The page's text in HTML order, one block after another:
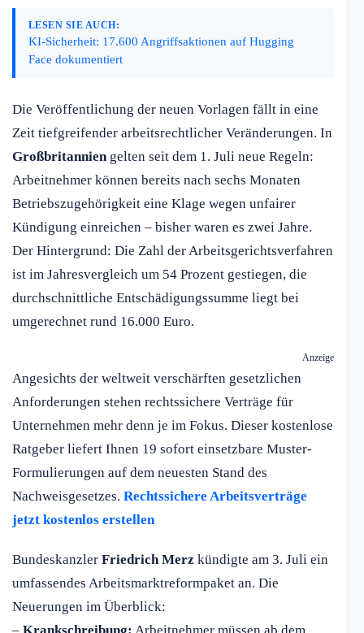
LESEN SIE AUCH:
KI-Sicherheit: 17.600 Angriffsaktionen auf Hugging
Face dokumentiert
Die Veröffentlichung der neuen Vorlagen fällt in eine
Zeit tiefgreifender arbeitsrechtlicher Veränderungen. In
Großbritanniengelten seit dem 1. Juli neue Regeln:
Arbeitnehmer können bereits nach sechs Monaten
Betriebszugehörigkeit eine Klage wegen unfairer
Kündigung einreichen – bisher waren es zwei Jahre.
Der Hintergrund: Die Zahl der Arbeitsgerichtsverfahren
ist im Jahresvergleich um 54 Prozent gestiegen, die
durchschnittliche Entschädigungssumme liegt bei
umgerechnet rund 16.000 Euro.
Anzeige
Angesichts der weltweit verschärften gesetzlichen
Anforderungen stehen rechtssichere Verträge für
Unternehmen mehr denn je im Fokus. Dieser kostenlose
Ratgeber liefert Ihnen 19 sofort einsetzbare Muster-
Formulierungen auf dem neuesten Stand des
Nachweisgesetzes. Rechtssichere Arbeitsverträge
jetzt kostenlos erstellen
Bundeskanzler Friedrich Merz kündigte am 3. Juli ein
umfassendes Arbeitsmarktreformpaket an. Die
Neuerungen im Überblick: